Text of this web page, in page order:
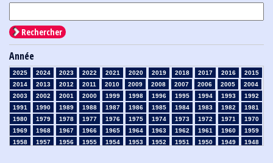
Rechercher
Année
2025 2024 2023 2022 2021 2020 2019 2018 2017 2016
2015
2014
2013 2012 2011 2010 2009 2008 2007 2006 2005
2004
2003
2002 2001 2000 1999 1998 1996 1995 1994 1993
1992
1991
1990 1989 1988 1987 1986 1985 1984 1983 1982
1981
1980
1979 1978 1977 1976 1975 1974 1973 1972 1971
1970
1969
1968 1967 1966 1965 1964 1963 1962 1961 1960
1959
1958
1957 1956 1955 1954 1953 1952 1951 1950 1949
1948